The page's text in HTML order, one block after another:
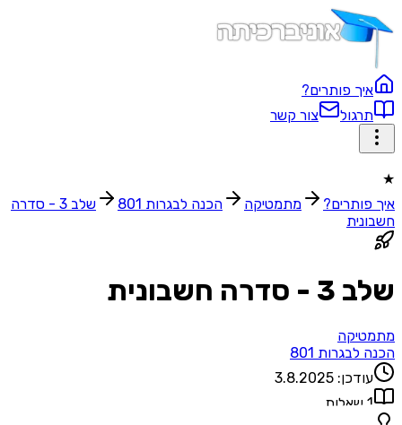
פותרים?
צור קשר
מתמטיקה הכנה לבגרות 801
שלב 3 - סדרה
801
3.8.2025
שאלות